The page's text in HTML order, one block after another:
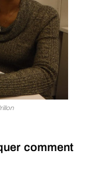
comment